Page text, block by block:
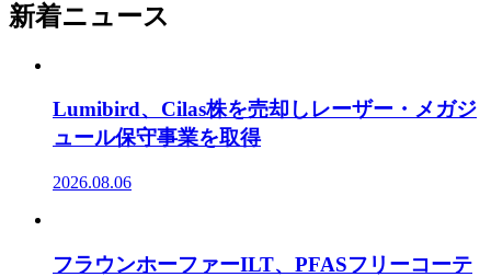
新着ニュース
Lumibird、Cilas株を売却しレーザー・メガジ
ュール保守事業を取得
2026.08.06
フラウンホーファーILT、PFASフリーコーテ